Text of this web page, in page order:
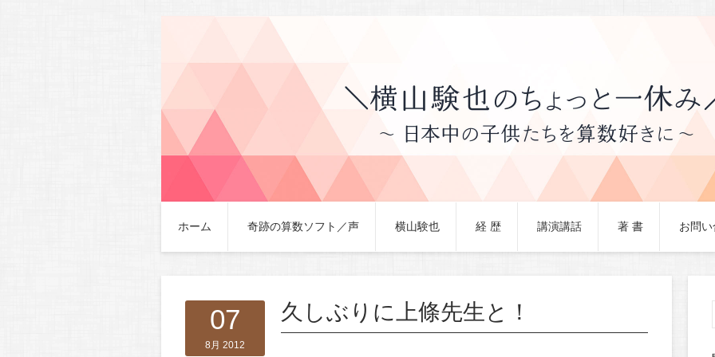
ホーム 奇跡の算数ソフト／声 横山験也 経 歴 講演講話 著 書 お問
07
8月 2012
久しぶりに上條先生と！